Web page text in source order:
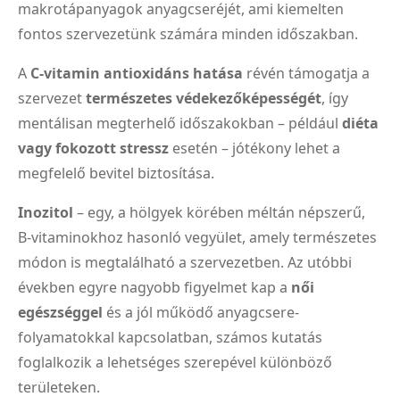
makrotápanyagok anyagcseréjét, ami kiemelten
fontos szervezetünk számára minden időszakban.
A C-vitamin antioxidáns hatása révén támogatja a
szervezettermészetes védekezőképességét, így
mentálisan megterhelő időszakokban – például diéta
vagy fokozott stressz esetén – jótékony lehet a
megfelelő bevitel biztosítása.
Inozitol – egy, a hölgyek körében méltán népszerű,
B-vitaminokhoz hasonló vegyület, amely természetes
módon is megtalálható a szervezetben. Az utóbbi
években egyre nagyobb figyelmet kap a női
egészséggel és a jól működő anyagcsere-
folyamatokkal kapcsolatban, számos kutatás
foglalkozik a lehetséges szerepével különböző
területeken.